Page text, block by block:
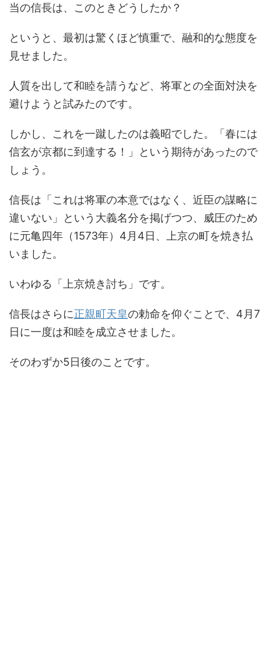
当の信長は、このときどうしたか？
というと、最初は驚くほど慎重で、融和的な態度を
見せました。
人質を出して和睦を請うなど、将軍との全面対決を
避けようと試みたのです。
しかし、これを一蹴したのは義昭でした。「春には
信玄が京都に到達する！」という期待があったので
しょう。
信長は「これは将軍の本意ではなく、近臣の謀略に
違いない」という大義名分を掲げつつ、威圧のため
に元亀四年（1573年）4月4日、上京の町を焼き払
いました。
いわゆる「上京焼き討ち」です。
信長はさらに正親町天皇の勅命を仰ぐことで、4月7
日に一度は和睦を成立させました。
そのわずか5日後のことです。